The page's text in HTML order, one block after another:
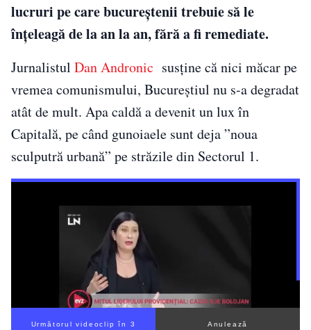
lucruri pe care bucureștenii trebuie să le
înțeleagă de la an la an, fără a fi remediate.
Jurnalistul Dan Andronic susține că nici măcar pe
vremea comunismului, Bucureștiul nu s-a degradat
atât de mult. Apa caldă a devenit un lux în
Capitală, pe când gunoiaele sunt deja ”noua
sculputră urbană” pe străzile din Sectorul 1.
Următorul videoclip în 3 Anulează